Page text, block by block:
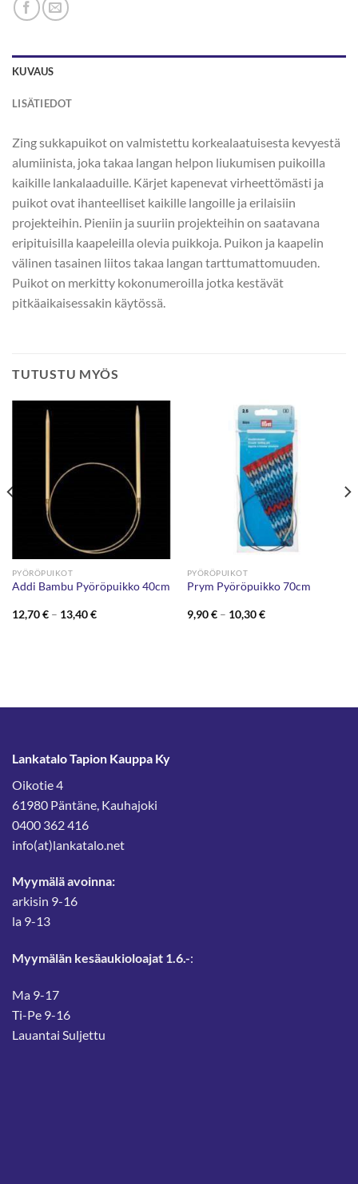
KUVAUS
LISÄTIEDOT
Zing sukkapuikot on valmistettu korkealaatuisesta kevyestä
alumiinista, joka takaa langan helpon liukumisen puikoilla
kaikille lankalaaduille. Kärjet kapenevat virheettömästi ja
puikot ovat ihanteelliset kaikille langoille ja erilaisiin
projekteihin. Pieniin ja suuriin projekteihin on saatavana
eripituisilla kaapeleilla olevia puikkoja. Puikon ja kaapelin
välinen tasainen liitos takaa langan tarttumattomuuden.
Puikot on merkitty kokonumeroilla jotka kestävät
pitkäaikaisessakin käytössä.
TUTUSTU MYÖS
PYÖRÖPUIKOT
Addi Bambu Pyöröpuikko 40cm
12,70€ – 13,40€Hintaluokka:
PYÖRÖPUIKOT
Prym Pyöröpuikko 70cm
9,90€ – 10,30€Hintaluokka:
Lankatalo Tapion Kauppa Ky
Oikotie 4
61980 Päntäne, Kauhajoki
0400 362 416
info(at)lankatalo.net
Myymälä avoinna:
arkisin 9-16
la 9-13
Myymälän kesäaukioloajat 1.6.-:
Ma 9-17
Ti-Pe 9-16
Lauantai Suljettu